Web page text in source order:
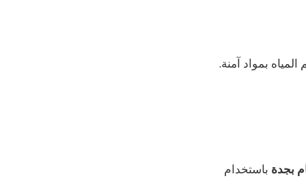
بمواد آمنة.
بجدة باستخدام